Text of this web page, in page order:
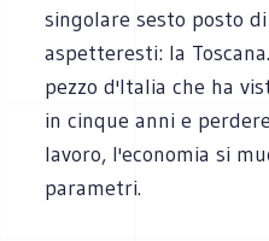
singolare sesto posto
aspetteresti: la
pezzo d'Italia che ha
in cinque anni e
lavoro, l'economia si
parametri.